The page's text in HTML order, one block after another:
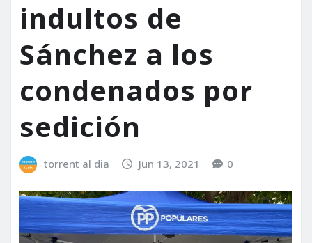
indultos de
Sánchez a los
condenados por
sedición
torrent al dia Jun 13, 2021 0